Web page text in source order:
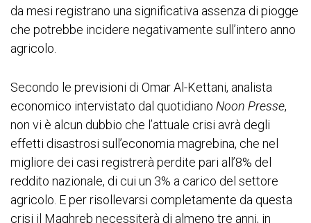
da mesi registrano una significativa assenza di piogge
che potrebbe incidere negativamente sull’intero anno
agricolo.
Secondo le previsioni di Omar Al-Kettani, analista
economico intervistato dal quotidiano Noon Presse,
non vi è alcun dubbio che l’attuale crisi avrà degli
effetti disastrosi sull’economia magrebina, che nel
migliore dei casi registrerà perdite pari all’8% del
reddito nazionale, di cui un 3% a carico del settore
agricolo. E per risollevarsi completamente da questa
crisi il Maghreb necessiterà di almeno tre anni, in